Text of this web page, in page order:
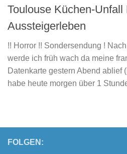
Toulouse Küchen-Unfall
Aussteigerleben
!! Horror !! Sondersendung !
werde ich früh wach da meine
Datenkarte gestern Abend ablief
habe heute morgen über 1
FOLGEN: